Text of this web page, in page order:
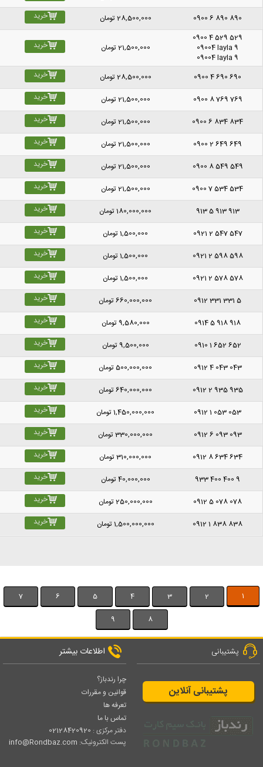
0900 6 890 890
28,500,000تومان
خرید
0900 4 529 529
09004 layla 9
09004 layla 9
21,500,000تومان خرید
0900 4 690 690
28,500,000تومان خرید
0900 8 769 769
21,500,000تومان خرید
0900 6 834 834
21,500,000تومان خرید
0900 2 649 649
21,500,000تومان خرید
0900 8 549 549
21,500,000تومان خرید
0900 7 534 534
21,500,000تومان خرید
913 5 913 913
180,000,000تومان خرید
0921 2 547 547
1,500,000تومان خرید
0921 2 598 598
1,500,000تومان خرید
0921 2 578 578
1,500,000تومان خرید
0912 331 331 5
660,000,000تومان خرید
0914 5 918 918
9,580,000تومان خرید
0910 1 652 652
9,500,000تومان خرید
0912 4 043 043
500,000,000تومان خرید
0912 2 935 935
640,000,000تومان خرید
0912 1 053 053
1,450,000,000تومان خرید
0912 6 093 093
330,000,000تومان خرید
0912 8 634 634
310,000,000تومان خرید
933 400 400 9
40,000,000تومان خرید
0912 5 078 078
250,000,000تومان خرید
0912 1 838 838
1,500,000,000تومان خرید
1
2
3
4
5
6
7
8
9
پشتیبانی
پشتیبانی آنلاین
اطلاعات بیشتر
چرا رندباز؟
قوانین و مقررات
تعرفه ها
تماس با ما
دفتر مرکزی : 02128420920
پست الکترونیک: info@Rondbaz.com